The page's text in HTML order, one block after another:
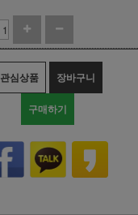
관심상품 장바구니
구매하기